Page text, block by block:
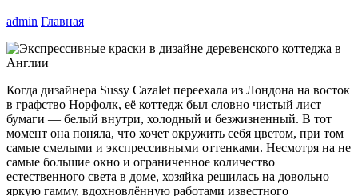
admin Главная
Когда дизайнера Sussy Cazalet переехала из Лондона на восток
в графство Норфолк, её коттедж был словно чистый лист
бумаги — белый внутри, холодный и безжизненный. В тот
момент она поняла, что хочет окружить себя цветом, при том
самые смелыми и экспрессивными оттенками. Несмотря на не
самые большие окно и ограниченное количество
естественного света в доме, хозяйка решилась на довольно
яркую гамму, вдохновлённую работами известного